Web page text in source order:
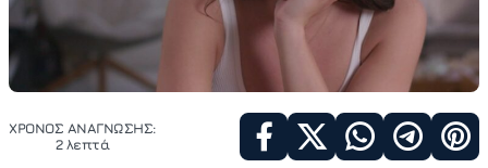
ΧΡΟΝΟΣ ΑΝΑΓΝΩΣΗΣ:
2 λεπτά